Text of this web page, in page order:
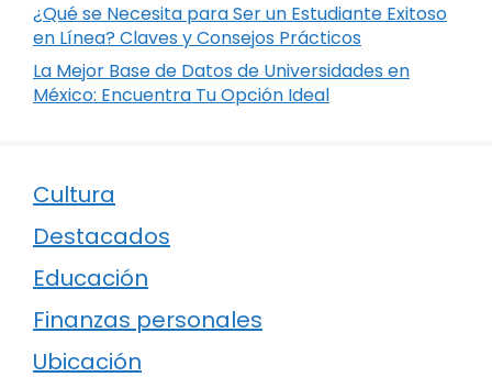
¿Qué se Necesita para Ser un Estudiante Exitoso
en Línea? Claves y Consejos Prácticos
La Mejor Base de Datos de Universidades en
México: Encuentra Tu Opción Ideal
Cultura
Destacados
Educación
Finanzas personales
Ubicación